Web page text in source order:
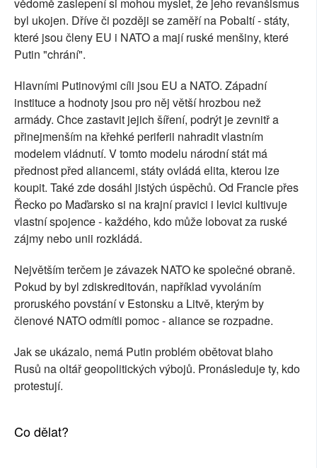
vědomě zaslepení si mohou myslet, že jeho revanšismus
byl ukojen. Dříve či později se zaměří na Pobaltí - státy,
které jsou členy EU i NATO a mají ruské menšiny, které
Putin "chrání".
Hlavními Putinovými cíli jsou EU a NATO. Západní
instituce a hodnoty jsou pro něj větší hrozbou než
armády. Chce zastavit jejich šíření, podrýt je zevnitř a
přinejmenším na křehké periferii nahradit vlastním
modelem vládnutí. V tomto modelu národní stát má
přednost před aliancemi, státy ovládá elita, kterou lze
koupit. Také zde dosáhl jistých úspěchů. Od Francie přes
Řecko po Maďarsko si na krajní pravici i levici kultivuje
vlastní spojence - každého, kdo může lobovat za ruské
zájmy nebo unii rozkládá.
Největším terčem je závazek NATO ke společné obraně.
Pokud by byl zdiskreditován, například vyvoláním
proruského povstání v Estonsku a Litvě, kterým by
členové NATO odmítli pomoc - aliance se rozpadne.
Jak se ukázalo, nemá Putin problém obětovat blaho
Rusů na oltář geopolitických výbojů. Pronásleduje ty, kdo
protestují.
Co dělat?